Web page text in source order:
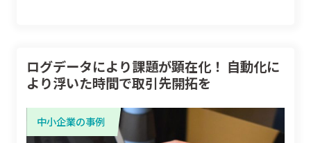
ログデータにより課題が顕在化！ 自動化に
より浮いた時間で取引先開拓を
中小企業の事例